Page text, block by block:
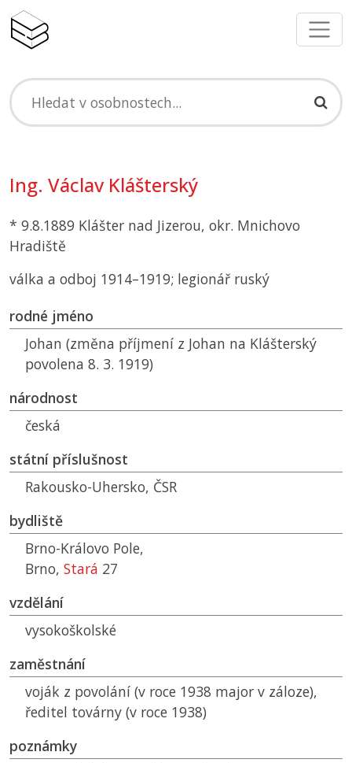
Ing. Václav Klášterský
* 9.8.1889 Klášter nad Jizerou, okr. Mnichovo
Hradiště
válka a odboj 1914–1919; legionář ruský
rodné jméno
Johan (změna příjmení z Johan na Klášterský
povolena 8. 3. 1919)
národnost
česká
státní příslušnost
Rakousko-Uhersko, ČSR
bydliště
Brno-Královo Pole,
Brno, Stará 27
vzdělání
vysokoškolské
zaměstnání
voják z povolání (v roce 1938 major v záloze),
ředitel továrny (v roce 1938)
poznámky